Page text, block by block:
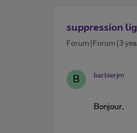
suppression
Forum|Forum|3
B barbierjm
Bonjour,